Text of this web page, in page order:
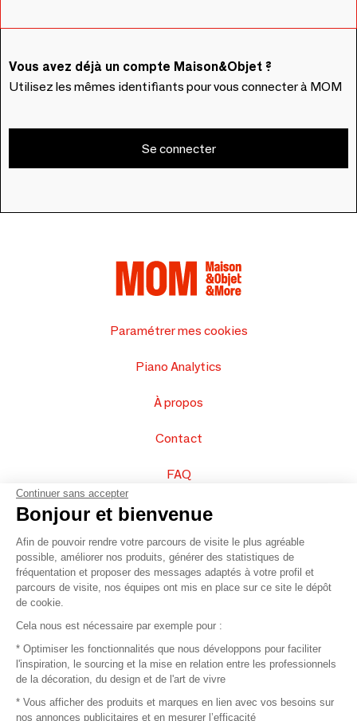
Vous avez déjà un compte Maison&Objet ?
Utilisez les mêmes identifiants pour vous connecter à MOM
Se connecter
Paramétrer mes cookies
Piano Analytics
À propos
Contact
FAQ
Vendez vos produits
Plan du site
© 2016 –Organisation SAFI
Recrutement
Continuer sans accepter
Bonjour et bienvenue
Afin de pouvoir rendre votre parcours de visite le plus agréable
possible, améliorer nos produits, générer des statistiques de
fréquentation et proposer des messages adaptés à votre profil et
parcours de visite, nos équipes ont mis en place sur ce site le dépôt
de cookie.
Cela nous est nécessaire par exemple pour :
* Optimiser les fonctionnalités que nous développons pour faciliter
l'inspiration, le sourcing et la mise en relation entre les professionnels
de la décoration, du design et de l'art de vivre
* Vous afficher des produits et marques en lien avec vos besoins sur
nos annonces publicitaires et en mesurer l’efficacité